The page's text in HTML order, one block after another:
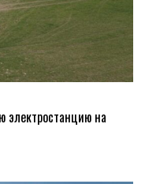
электростанцию на